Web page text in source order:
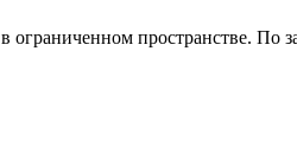
ограниченном пространстве. По